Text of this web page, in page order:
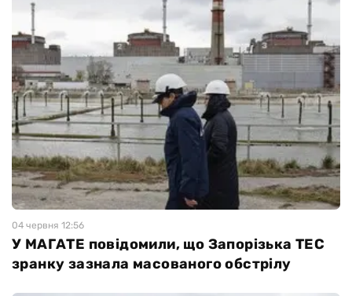
04 червня 12:56
У МАГАТЕ повідомили, що Запорізька ТЕС
зранку зазнала масованого обстрілу